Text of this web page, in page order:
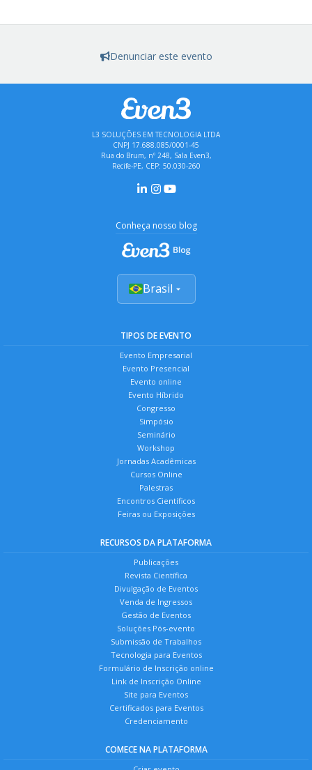
Denunciar este evento
L3 SOLUÇÕES EM TECNOLOGIA LTDA
CNPJ 17.688.085/0001-45
Rua do Brum, nº 248, Sala Even3,
Recife-PE, CEP: 50.030-260
Conheça nosso blog
Brasil
TIPOS DE EVENTO
Evento Empresarial
Evento Presencial
Evento online
Evento Híbrido
Congresso
Simpósio
Seminário
Workshop
Jornadas Acadêmicas
Cursos Online
Palestras
Encontros Científicos
Feiras ou Exposições
RECURSOS DA PLATAFORMA
Publicações
Revista Científica
Divulgação de Eventos
Venda de Ingressos
Gestão de Eventos
Soluções Pós-evento
Submissão de Trabalhos
Tecnologia para Eventos
Formulário de Inscrição online
Link de Inscrição Online
Site para Eventos
Certificados para Eventos
Credenciamento
COMECE NA PLATAFORMA